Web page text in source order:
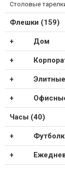
Столовые
Флешки (159)
Дом
Часы (40)